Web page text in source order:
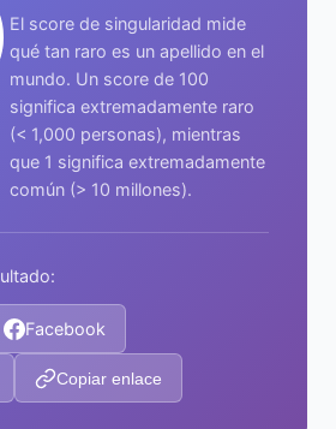
El score de singularidad mide
qué tan raro es un apellido en el
mundo. Un score de 100
significa extremadamente raro
(< 1,000 personas), mientras
que 1 significa extremadamente
común (> 10 millones).
Facebook
Copiar enlace